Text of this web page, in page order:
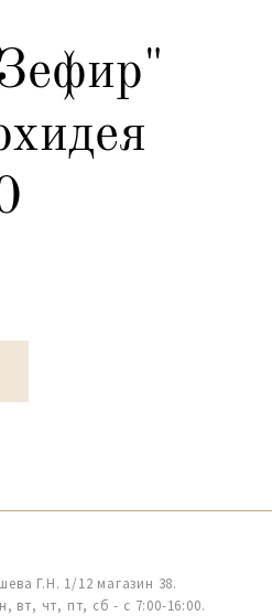
Г.Н. 1/12 магазин 38.
вт, чт, пт, сб - с 7:00-16:00.